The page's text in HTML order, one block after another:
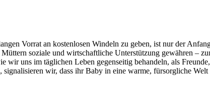
Vorrat an kostenlosen Windeln zu geben, ist nur der
soziale und wirtschaftliche Unterstützung gewähren –
uns im täglichen Leben gegenseitig behandeln, als
wir, dass ihr Baby in eine warme, fürsorgliche